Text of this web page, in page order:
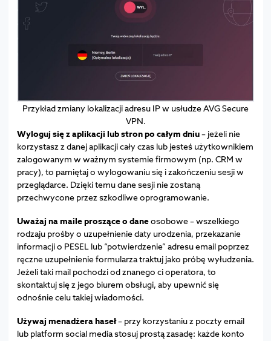
Przykład zmiany lokalizacji adresu IP w usłudze AVG Secure
VPN.
Wyloguj się z aplikacji lub stron po całym dniu– jeżeli nie
korzystasz z danej aplikacji cały czas lub jesteś użytkownikiem
zalogowanym w ważnym systemie firmowym (np. CRM w
pracy), to pamiętaj o wylogowaniu się i zakończeniu sesji w
przeglądarce. Dzięki temu dane sesji nie zostaną
przechwycone przez szkodliwe oprogramowanie.
Uważaj na maile proszące o daneosobowe – wszelkiego
rodzaju prośby o uzupełnienie daty urodzenia, przekazanie
informacji o PESEL lub “potwierdzenie” adresu email poprzez
ręczne uzupełnienie formularza traktuj jako próbę wyłudzenia.
Jeżeli taki mail pochodzi od znanego ci operatora, to
skontaktuj się z jego biurem obsługi, aby upewnić się
odnośnie celu takiej wiadomości.
Używaj menadżera haseł– przy korzystaniu z poczty email
lub platform social media stosuj prostą zasadę: każde konto